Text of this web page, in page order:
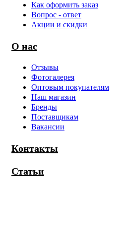
Как оформить заказ
Вопрос - ответ
Акции и скидки
О нас
Отзывы
Фотогалерея
Оптовым покупателям
Наш магазин
Бренды
Поставщикам
Вакансии
Контакты
Статьи